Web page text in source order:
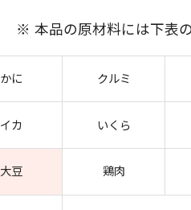
※ 本品の原材料には下表
かに クルミ
イカ いくら
大豆 鶏肉